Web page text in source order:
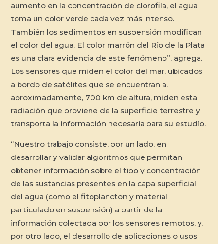
aumento en la concentración de clorofila, el agua
toma un color verde cada vez más intenso.
También los sedimentos en suspensión modifican
el color del agua. El color marrón del Río de la Plata
es una clara evidencia de este fenómeno”, agrega.
Los sensores que miden el color del mar, ubicados
a bordo de satélites que se encuentran a,
aproximadamente, 700 km de altura, miden esta
radiación que proviene de la superficie terrestre y
transporta la información necesaria para su estudio.
“Nuestro trabajo consiste, por un lado, en
desarrollar y validar algoritmos que permitan
obtener información sobre el tipo y concentración
de las sustancias presentes en la capa superficial
del agua (como el fitoplancton y material
particulado en suspensión) a partir de la
información colectada por los sensores remotos, y,
por otro lado, el desarrollo de aplicaciones o usos